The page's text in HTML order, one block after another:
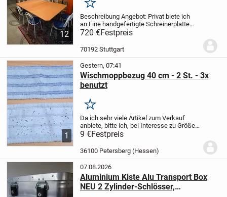
12
Merken
Beschreibung Angebot: Privat biete ich
an:Eine handgefertigte Schreinerplatte
/Tischplatte bestehend aus 4
Einzelplatten. Die Einzelplatten haben
Steckvorrichtungen. Die vordere und
720 €Festpreis
70192 Stuttgart
1
Gestern, 07:41
Wischmoppbezug 40 cm - 2 St. - 3x
benutzt
Merken
Da ich sehr viele Artikel zum Verkauf
anbiete, bitte ich, bei Interesse zu Größe,
Maße etc. am Einzelnen, mich zu
kontaktieren.
erst abends antworten.bei Versand –
9 €Festpreis
36100 Petersberg (Hessen)
07.08.2026
Aluminium Kiste Alu Transport Box
NEU 2 Zylinder-Schlösser,